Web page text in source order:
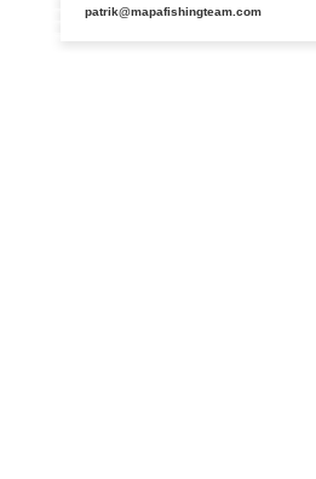
patrik@mapafishingteam.com